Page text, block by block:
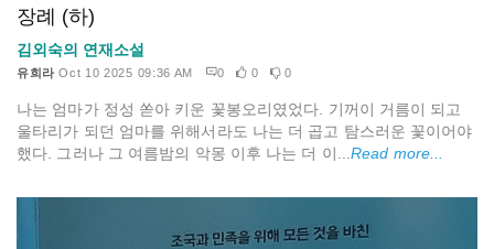
장례 (하)
김외숙의 연재소설
유희라 Oct 10 2025 09:36 AM 0 0 0
나는 엄마가 정성 쏟아 키운 꽃봉오리였었다. 기꺼이 거름이 되고
울타리가 되던 엄마를 위해서라도 나는 더 곱고 탐스러운 꽃이어야
했다. 그러나 그 여름밤의 악몽 이후 나는 더 이...Read more...